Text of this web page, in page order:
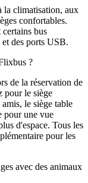
la climatisation, aux
confortables.
bus
des ports USB.
?
de la réservation de
pour le siège
le siège table
pour une vue
d'espace. Tous les
pour les
avec des animaux